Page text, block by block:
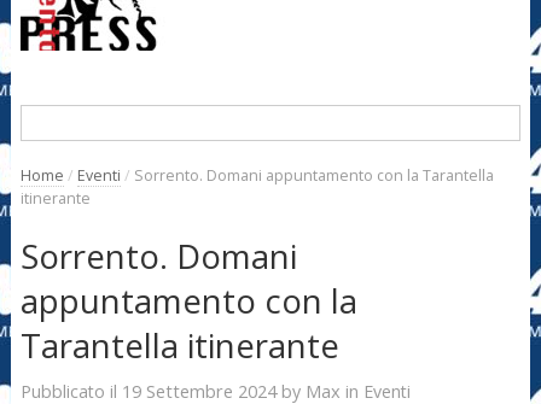
Home / Eventi / Sorrento. Domani appuntamento con la Tarantella
itinerante
Sorrento. Domani
appuntamento con la
Tarantella itinerante
Pubblicato il 19 Settembre 2024by Max in Eventi